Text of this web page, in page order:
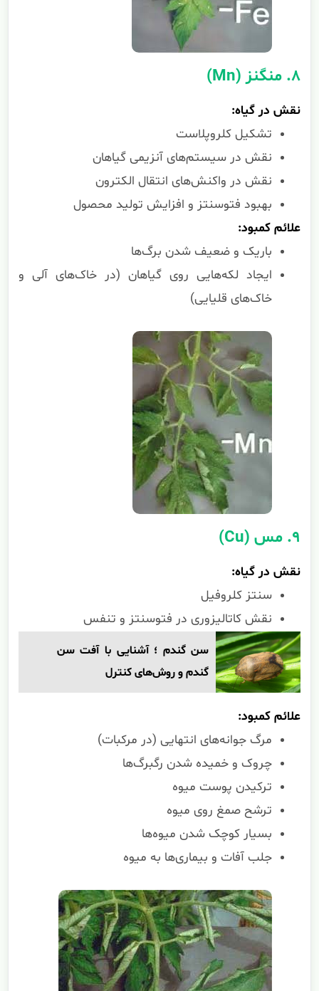
۸. منگنز (Mn)
نقش در گیاه:
تشکیل کلروپلاست
نقش در سیستم‌های آنزیمی گیاهان
نقش در واکنش‌های انتقال الکترون
بهبود فتوسنتز و افزایش تولید محصول
علائم کمبود:
باریک و ضعیف شدن برگ‌ها
ایجاد لکه‌هایی روی گیاهان (در خاک‌های آلی و
خاک‌های قلیایی)
۹. مس (Cu)
نقش در گیاه:
سنتز کلروفیل
نقش کاتالیزوری در فتوسنتز و تنفس
سن گندم ؛ آشنایی با آفت سن
گندم و روش‌های کنترل
علائم کمبود:
مرگ جوانه‌های انتهایی (در مرکبات)
چروک و خمیده شدن رگبرگ‌ها
ترکیدن پوست میوه
ترشح صمغ روی میوه
بسیار کوچک شدن میوه‌ها
جلب آفات و بیماری‌ها به میوه